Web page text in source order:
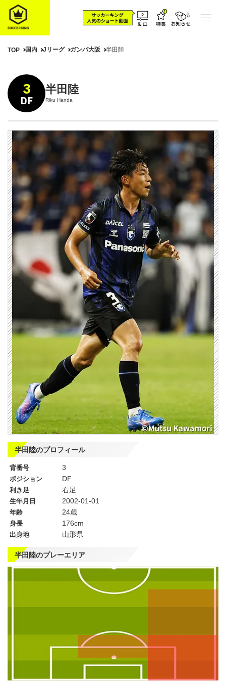
TOP 国内 Jリーグ ガンバ大阪 半田陸
3
DF
半田陸
Riku Handa
半田陸のプロフィール
背番号 3
ポジション DF
利き足 右足
生年月日 2002-01-01
年齢 24歳
身長 176cm
出身地 山形県
半田陸のプレーエリア
左
WG
CF
右
WG
CMF
CB
SB
GK